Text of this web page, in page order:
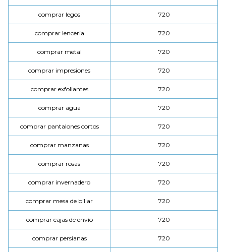
comprar legos 720
comprar lenceria 720
comprar metal 720
comprar impresiones 720
comprar exfoliantes 720
comprar agua 720
comprar pantalones cortos 720
comprar manzanas 720
comprar rosas 720
comprar invernadero 720
comprar mesa de billar 720
comprar cajas de envío 720
comprar persianas 720